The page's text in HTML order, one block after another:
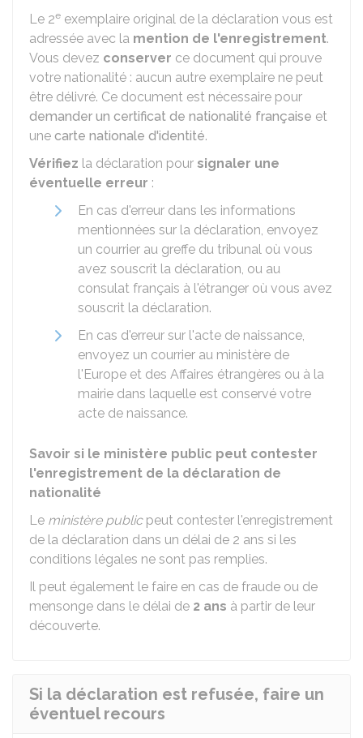
Le 2e exemplaire original de la déclaration vous est
adressée avec la mention de l'enregistrement.
Vous devez conserver ce document qui prouve
votre nationalité : aucun autre exemplaire ne peut
être délivré. Ce document est nécessaire pour
demander un certificat de nationalité française et
une carte nationale d'identité.
Vérifiez la déclaration pour signaler une
éventuelle erreur :
En cas d'erreur dans les informations
mentionnées sur la déclaration, envoyez
un courrier au greffe du tribunal où vous
avez souscrit la déclaration, ou au
consulat français à l'étranger où vous avez
souscrit la déclaration.
En cas d'erreur sur l'acte de naissance,
envoyez un courrier au ministère de
l'Europe et des Affaires étrangères ou à la
mairie dans laquelle est conservé votre
acte de naissance.
Savoir si le ministère public peut contester
l'enregistrement de la déclaration de
nationalité
Le ministère publicpeut contester l'enregistrement
de la déclaration dans un délai de 2 ans si les
conditions légales ne sont pas remplies.
Il peut également le faire en cas de fraude ou de
mensonge dans le délai de 2 ans à partir de leur
découverte.
Si la déclaration est refusée, faire un
éventuel recours